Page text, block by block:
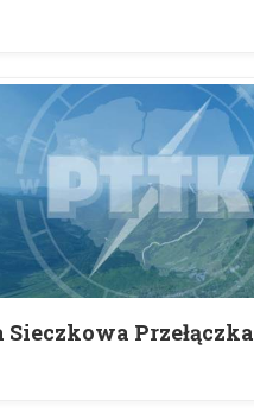
Sieczkowa Przełączka